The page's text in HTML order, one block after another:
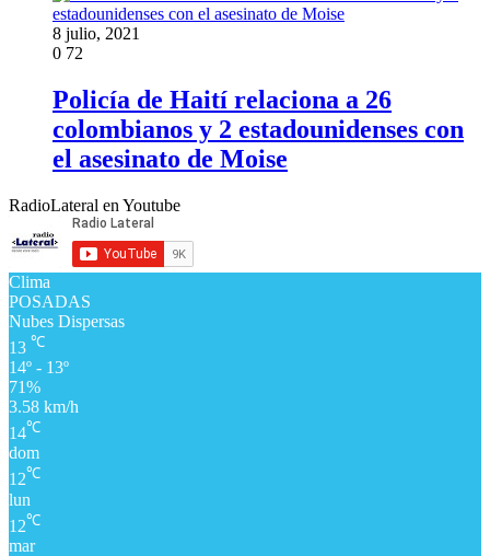
8 julio, 2021
0 72
Policía de Haití relaciona a 26
colombianos y 2 estadounidenses con
el asesinato de Moise
RadioLateral en Youtube
Clima
POSADAS
Nubes Dispersas
13 ℃
14º - 13º
71%
3.58 km/h
14℃
dom
12℃
lun
12℃
mar